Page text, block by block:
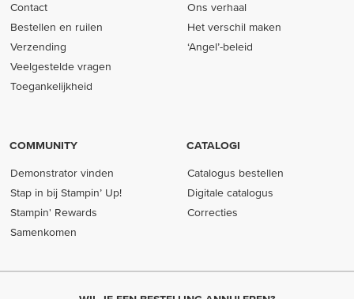
Contact
Bestellen en ruilen
Verzending
Veelgestelde vragen
Toegankelijkheid
Ons verhaal
Het verschil maken
‘Angel’-beleid
COMMUNITY
Demonstrator vinden
Stap in bij Stampin’ Up!
Stampin' Rewards
Samenkomen
CATALOGI
Catalogus bestellen
Digitale catalogus
Correcties